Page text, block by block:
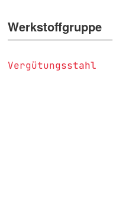
Werkstoffgruppe
Vergütungsstahl